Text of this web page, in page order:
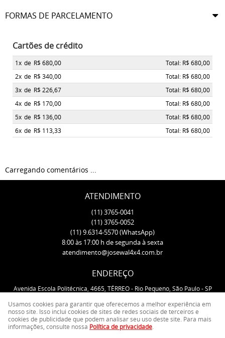
FORMAS DE PARCELAMENTO
Cartões de crédito
1x de R$ 680,00
Total: R$ 680,00
2x de R$ 340,00
Total: R$ 680,00
3x de R$ 226,67
Total: R$ 680,00
4x de R$ 170,00
Total: R$ 680,00
5x de R$ 136,00
Total: R$ 680,00
6x de R$ 113,33 Total: R$ 680,00
Carregando comentários ...
ATENDIMENTO
(11)3765-0041
(11)3765-0052
(11)9.6314-5570(WhatsApp)
8:00 às 17:00 h de segunda à sexta
atendimento@josewal4x4.com.br
ENDEREÇO
Avenida Escola Politécnica, 4665, TÉRREO- Rio Pequeno, São Paulo-SP
LOJA VIRTUAL CRIADA POR
Usamos cookies para garantir que oferecemos a melhor experiência em
nosso site. Isso inclui cookies de sites de redes sociais de terceiros e
cookies de publicidade que podem analisar seu uso deste site. Para mais
informações, consulte nossa Política de privacidade